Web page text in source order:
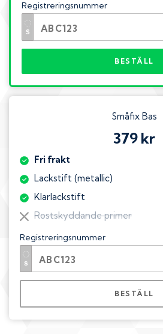
Registreringsnummer
BESTÄLL
Småfix Bas
379 kr
Fri frakt
Lackstift (metallic)
Klarlackstift
Rostskyddande primer
Registreringsnummer
BESTÄLL